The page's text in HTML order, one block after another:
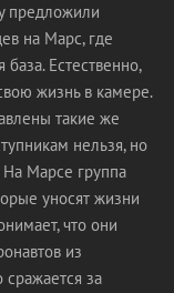
предложили
на Марс, где
Естественно,
жизнь в камере.
такие же
нельзя, но
На Марсе группа
уносят жизни
что они
из
за